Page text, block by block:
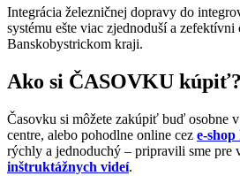
Integrácia železničnej dopravy do
systému ešte viac zjednoduší a
Banskobystrickom kraji.
Ako si ČASOVKU kúpiť?
Časovku si môžete zakúpiť buď osobne
centre, alebo pohodlne online cez e-
rýchly a jednoduchý – pripravili sme pre
inštruktážnych videí.